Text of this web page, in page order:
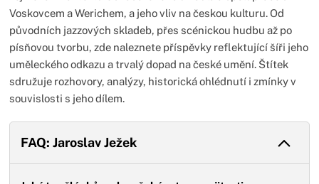
Voskovcem a Werichem, a jeho vliv na českou kulturu. Od
původních jazzových skladeb, přes scénickou hudbu až po
písňovou tvorbu, zde naleznete příspěvky reflektující šíři jeho
uměleckého odkazu a trvalý dopad na české umění. Štítek
sdružuje rozhovory, analýzy, historická ohlédnutí i zmínky v
souvislosti s jeho dílem.
FAQ: Jaroslav Ježek